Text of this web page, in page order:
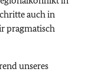
auch in
pragmatisch
unseres